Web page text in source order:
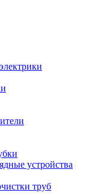
устройства
труб